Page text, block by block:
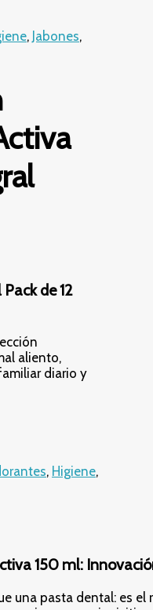
, Jabones,
de 12
aliento,
diario y
, Higiene,
150 ml:
una pasta dental: es